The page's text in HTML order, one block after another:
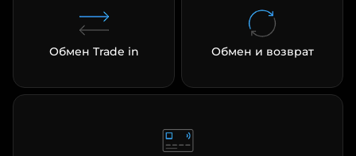
Обмен Trade in Обмен и возврат